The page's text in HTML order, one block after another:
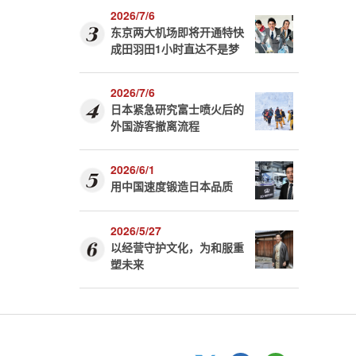
2026/7/6
东京两大机场即将开通特快
成田羽田1小时直达不是梦
2026/7/6
日本紧急研究富士喷火后的
外国游客撤离流程
2026/6/1
用中国速度锻造日本品质
2026/5/27
以经营守护文化，为和服重
塑未来